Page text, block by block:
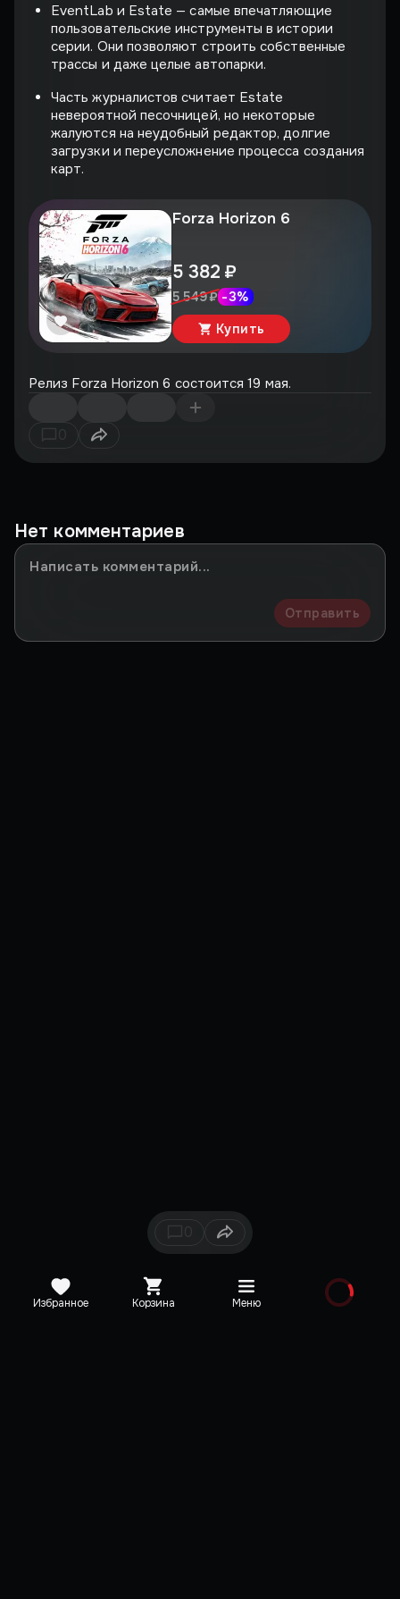
EventLab и Estate — самые впечатляющие
пользовательские инструменты в истории
серии. Они позволяют строить собственные
трассы и даже целые автопарки.
Часть журналистов считает Estate
невероятной песочницей, но некоторые
жалуются на неудобный редактор, долгие
загрузки и переусложнение процесса создания
карт.
Forza Horizon 6
5 382 ₽
5 549 ₽ -3%
Купить
Релиз Forza Horizon 6 состоится 19 мая.
0
Нет комментариев
Отправить
Избранное Корзина Меню